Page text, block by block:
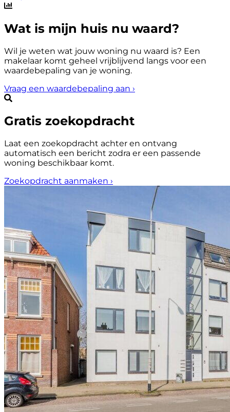
Wat is mijn huis nu waard?
Wil je weten wat jouw woning nu waard is? Een
makelaar komt geheel vrijblijvend langs voor een
waardebepaling van je woning.
Vraag een waardebepaling aan ›
Gratis zoekopdracht
Laat een zoekopdracht achter en ontvang
automatisch een bericht zodra er een passende
woning beschikbaar komt.
Zoekopdracht aanmaken ›